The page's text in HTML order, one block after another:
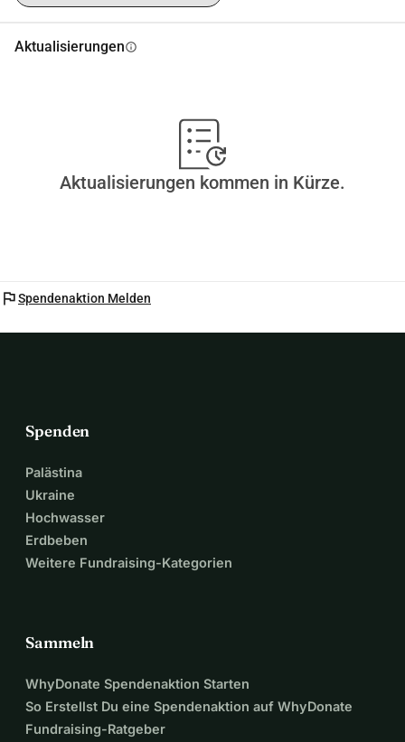
Aktualisierungeninfo
Aktualisierungen kommen in Kürze.
flagSpendenaktion Melden
Spenden
Palästina
Ukraine
Hochwasser
Erdbeben
Weitere Fundraising-Kategorien
Sammeln
WhyDonate Spendenaktion Starten
So Erstellst Du eine Spendenaktion auf WhyDonate
Fundraising-Ratgeber